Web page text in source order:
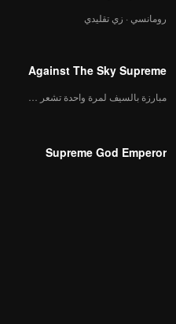
رومانسي · زي تقليدي
Against The Sky Supreme
Supreme God Emperor